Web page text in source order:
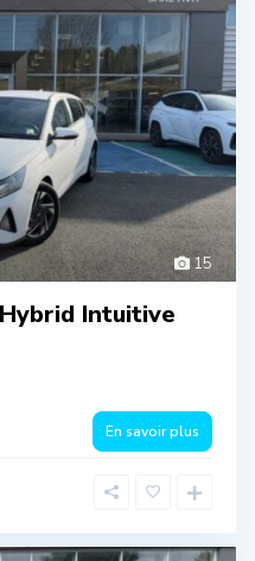
15
Intuitive
En savoir plus